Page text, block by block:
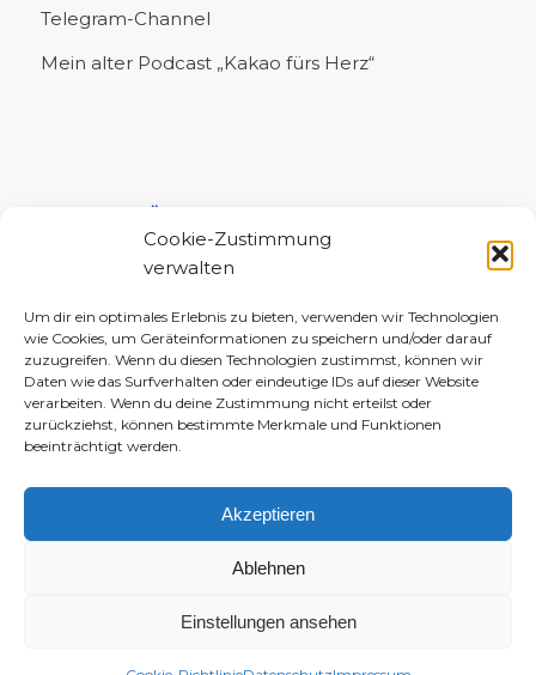
Cookie-Zustimmung
verwalten
Um dir ein optimales Erlebnis zu bieten, verwenden wir Technologien
wie Cookies, um Geräteinformationen zu speichern und/oder darauf
zuzugreifen. Wenn du diesen Technologien zustimmst, können wir
Daten wie das Surfverhalten oder eindeutige IDs auf dieser Website
verarbeiten. Wenn du deine Zustimmung nicht erteilst oder
zurückziehst, können bestimmte Merkmale und Funktionen
beeinträchtigt werden.
Akzeptieren
Ablehnen
Einstellungen ansehen
Telegram-Channel
Mein alter Podcast „Kakao fürs Herz“
© 2010–2026 Daniela-Marlin Jakobi (ewiglichtkind | The Fabulous Diary)